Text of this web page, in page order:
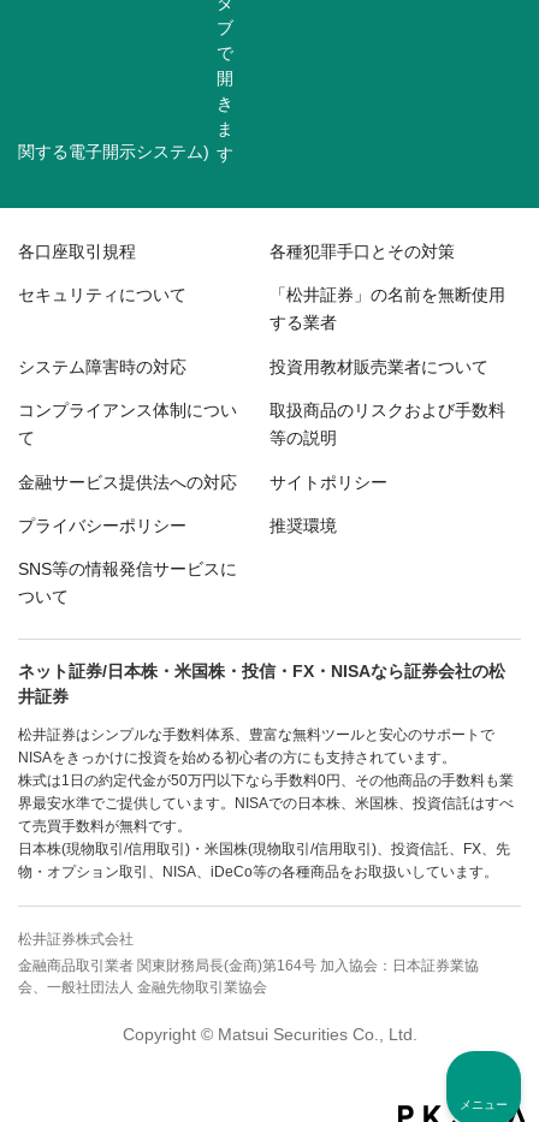
メニュー
関する電子開示システム)
各口座取引規程 各種犯罪手口とその対策
セキュリティについて 「松井証券」の名前を無断使用
する業者
システム障害時の対応 投資用教材販売業者について
コンプライアンス体制につい
て
取扱商品のリスクおよび手数料
等の説明
金融サービス提供法への対応 サイトポリシー
プライバシーポリシー 推奨環境
SNS等の情報発信サービスに
ついて
ネット証券/日本株・米国株・投信・FX・NISAなら証券会社の松
井証券
松井証券はシンプルな手数料体系、豊富な無料ツールと安心のサポートで
NISAをきっかけに投資を始める初心者の方にも支持されています。
株式は1日の約定代金が50万円以下なら手数料0円、その他商品の手数料も業
界最安水準でご提供しています。NISAでの日本株、米国株、投資信託はすべ
て売買手数料が無料です。
日本株(現物取引/信用取引)・米国株(現物取引/信用取引)、投資信託、FX、先
物・オプション取引、NISA、iDeCo等の各種商品をお取扱いしています。
松井証券株式会社
金融商品取引業者 関東財務局長(金商)第164号 加入協会：日本証券業協
会、一般社団法人 金融先物取引業協会
Copyright © Matsui Securities Co., Ltd.